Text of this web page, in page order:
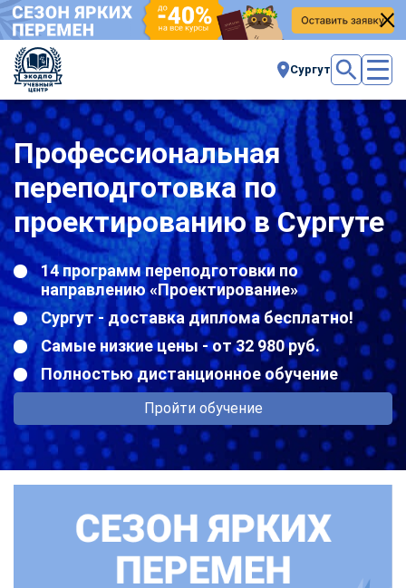
Сургут
Профессиональная
переподготовка по
проектированию в Сургуте
14 программ переподготовки по
направлению «Проектирование»
Сургут - доставка диплома бесплатно!
Самые низкие цены - от 32 980 руб.
Полностью дистанционное обучение
Пройти обучение